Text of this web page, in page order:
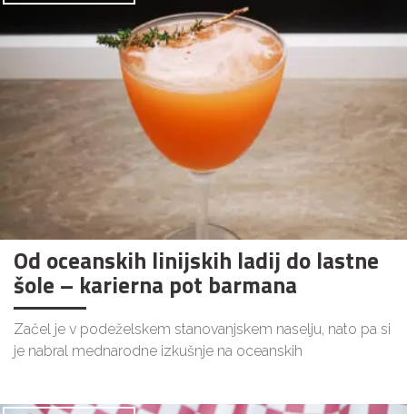
Od oceanskih linijskih ladij do lastne
šole – karierna pot barmana
Začel je v podeželskem stanovanjskem naselju, nato pa si
je nabral mednarodne izkušnje na oceanskih